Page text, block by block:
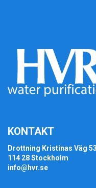
KONTAKT
Drottning Kristinas Väg 53
114 28 Stockholm
info@hvr.se